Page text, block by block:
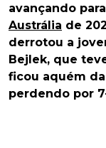
avançando
Austrália de
derrotou a
Bejlek, que
ficou aquém
perdendo por